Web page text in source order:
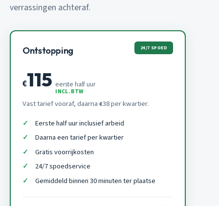
verrassingen achteraf.
Ontstopping 24/7 SPOED
€115 eerste half uur
INCL. BTW
Vast tarief vooraf, daarna €38 per kwartier.
Eerste half uur inclusief arbeid
Daarna een tarief per kwartier
Gratis voorrijkosten
24/7 spoedservice
Gemiddeld binnen 30 minuten ter plaatse